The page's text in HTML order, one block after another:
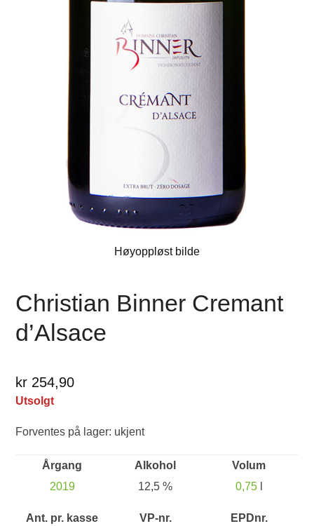
Høyoppløst bilde
Christian Binner Cremant
d’Alsace
kr 254,90
Utsolgt
Forventes på lager: ukjent
Årgang
2019
Alkohol
12,5 %
Volum
0,75l
Ant. pr. kasse
VP-nr.
EPDnr.